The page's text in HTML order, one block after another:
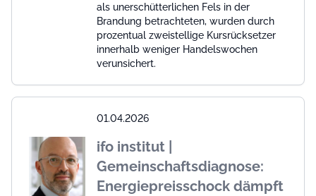
als unerschütterlichen Fels in der
Brandung betrachteten, wurden durch
prozentual zweistellige Kursrücksetzer
innerhalb weniger Handelswochen
verunsichert.
01.04.2026
ifo institut |
Gemeinschaftsdiagnose:
Energiepreisschock dämpft